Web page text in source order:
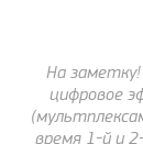
На
цифровое
время 1-й и